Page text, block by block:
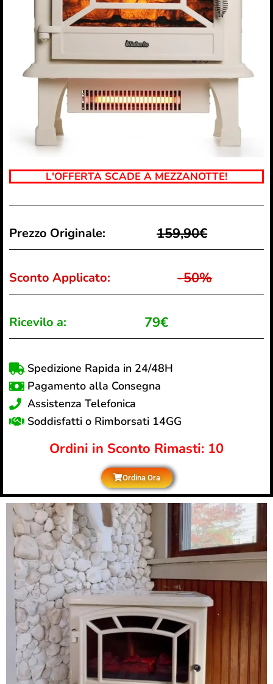
L'OFFERTA SCADE A MEZZANOTTE!
Prezzo Originale: 159,90€
Sconto Applicato: -50%
Ricevilo a: 79€
Spedizione Rapida in 24/48H
Pagamento alla Consegna
Assistenza Telefonica
Soddisfatti o Rimborsati 14GG
Ordini in Sconto Rimasti: 10
Ordina Ora